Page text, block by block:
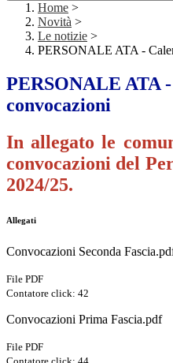
Home >
Novità >
Le notizie >
PERSONALE ATA -
PERSONALE ATA
convocazioni
In allegato le
convocazioni del
2024/25.
Allegati
Convocazioni Seconda
File PDF
Contatore click: 42
Convocazioni Prima Fascia.pdf
File PDF